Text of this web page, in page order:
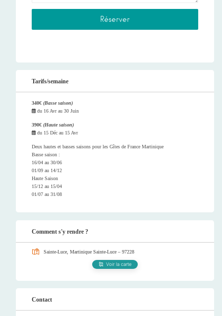
Tarifs/semaine
340€ (Basse saison)
du 16 Avrau 30 Juin
390€ (Haute saison)
du 15 Déc au 15 Avr
Deux hautes et basses saisons pour les Gîtes de France Martinique
Basse saison :
16/04 au 30/06
01/09 au 14/12
Haute Saison
15/12 au 15/04
01/07 au 31/08
Comment s'y rendre ?
Sainte-Luce, Martinique Sainte-Luce – 97228
Voir la carte
Contact